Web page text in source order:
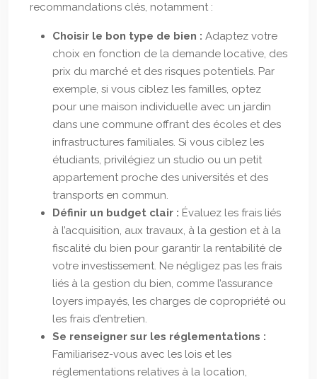
recommandations clés, notamment :
Choisir le bon type de bien : Adaptez votre
choix en fonction de la demande locative, des
prix du marché et des risques potentiels. Par
exemple, si vous ciblez les familles, optez
pour une maison individuelle avec un jardin
dans une commune offrant des écoles et des
infrastructures familiales. Si vous ciblez les
étudiants, privilégiez un studio ou un petit
appartement proche des universités et des
transports en commun.
Définir un budget clair : Évaluez les frais liés
à l’acquisition, aux travaux, à la gestion et à la
fiscalité du bien pour garantir la rentabilité de
votre investissement. Ne négligez pas les frais
liés à la gestion du bien, comme l’assurance
loyers impayés, les charges de copropriété ou
les frais d’entretien.
Se renseigner sur les réglementations :
Familiarisez-vous avec les lois et les
réglementations relatives à la location,